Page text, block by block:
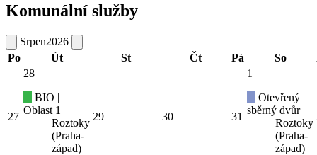
Komunální služby
Srpen2026
Po
Út St Čt Pá So
27
28
BIO |
Oblast 1
Roztoky
(Praha-
západ)
29 30 31
1
Otevřený
sběrný dvůr
Roztoky
(Praha-
západ)